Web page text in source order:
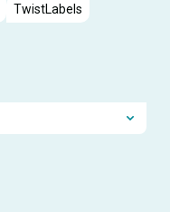
TwistLabels